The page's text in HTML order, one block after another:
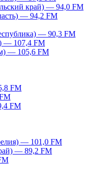
край) — 94,0 FM
— 94,2 FM
— 90,3 FM
— 107,4 FM
— 105,6 FM
FM
FM
— 101,0 FM
— 89,2 FM